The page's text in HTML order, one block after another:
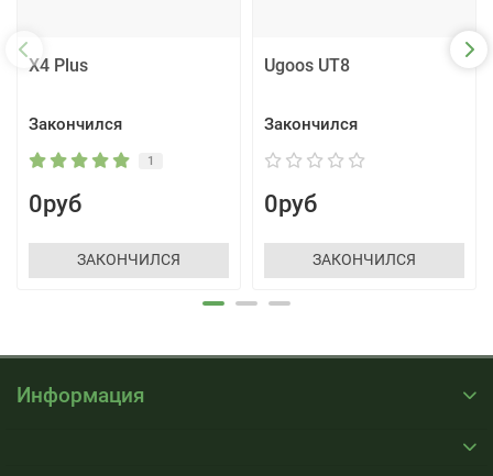
X4 Plus
Закончился
1
0руб
ЗАКОНЧИЛСЯ
Ugoos UT8
Закончился
0руб
ЗАКОНЧИЛСЯ
Информация